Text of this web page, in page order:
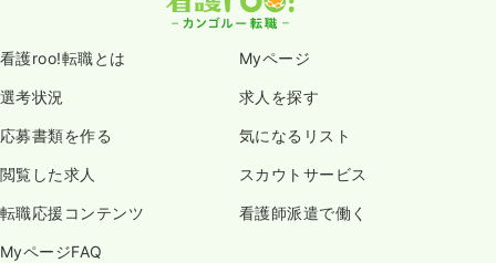
看護roo!転職とは Myページ
選考状況 求人を探す
応募書類を作る 気になるリスト
閲覧した求人 スカウトサービス
転職応援コンテンツ 看護師派遣で働く
MyページFAQ